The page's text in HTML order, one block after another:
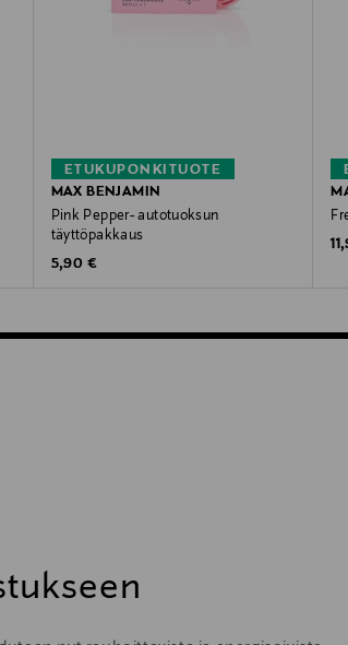
ETUKUPONKITUOTE
MAX BENJAMIN
Pink Pepper- autotuoksun
täyttöpakkaus
Original Price
5,90 €